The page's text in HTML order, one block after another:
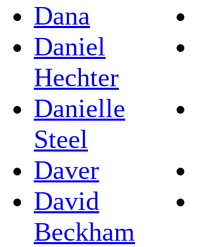
Dana
Daniel
Hechter
Danielle
Steel
Daver
David
Beckham